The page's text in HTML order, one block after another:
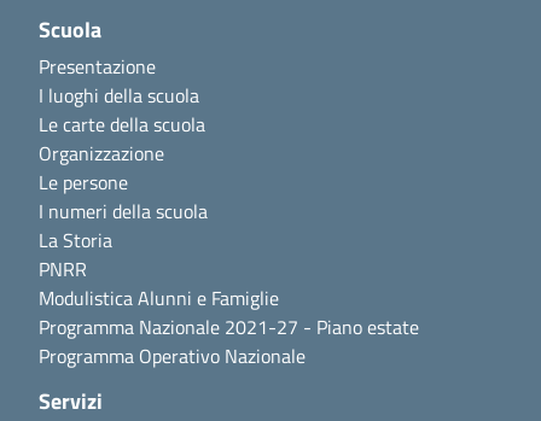
Scuola
Presentazione
I luoghi della scuola
Le carte della scuola
Organizzazione
Le persone
I numeri della scuola
La Storia
PNRR
Modulistica Alunni e Famiglie
Programma Nazionale 2021-27 - Piano estate
Programma Operativo Nazionale
Servizi